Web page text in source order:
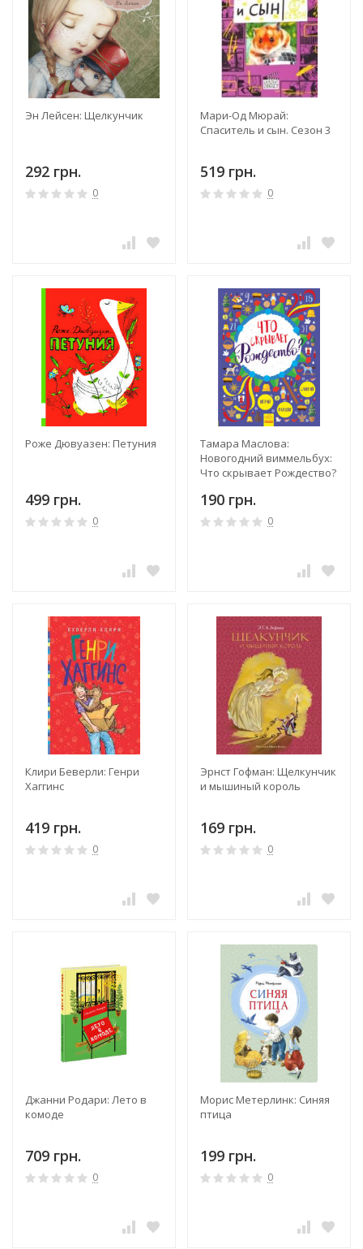
Эн Лейсен: Щелкунчик
292 грн.
0
Мари-Од Мюрай:
Спаситель и сын. Сезон 3
519 грн.
0
Роже Дювуазен: Петуния
499 грн.
0
Тамара Маслова:
Новогодний виммельбух:
Что скрывает Рождество?
190 грн.
0
Клири Беверли: Генри
Хаггинс
419 грн.
0
Эрнст Гофман: Щелкунчик
и мышиный король
169 грн.
0
Джанни Родари: Лето в
комоде
709 грн.
0
Морис Метерлинк: Синяя
птица
199 грн.
0